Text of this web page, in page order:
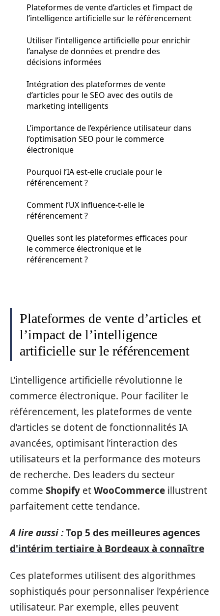
Plateformes de vente d’articles et l’impact de
l’intelligence artificielle sur le référencement
Utiliser l’intelligence artificielle pour enrichir
l’analyse de données et prendre des
décisions informées
Intégration des plateformes de vente
d’articles pour le SEO avec des outils de
marketing intelligents
L’importance de l’expérience utilisateur dans
l’optimisation SEO pour le commerce
électronique
Pourquoi l’IA est-elle cruciale pour le
référencement ?
Comment l’UX influence-t-elle le
référencement ?
Quelles sont les plateformes efficaces pour
le commerce électronique et le
référencement ?
Plateformes de vente d’articles et
l’impact de l’intelligence
artificielle sur le référencement
L’intelligence artificielle révolutionne le
commerce électronique. Pour faciliter le
référencement, les plateformes de vente
d’articles se dotent de fonctionnalités IA
avancées, optimisant l’interaction des
utilisateurs et la performance des moteurs
de recherche. Des leaders du secteur
comme Shopify etWooCommerce illustrent
parfaitement cette tendance.
A lire aussi :Top 5 des meilleures agences
d'intérim tertiaire à Bordeaux à connaître
Ces plateformes utilisent des algorithmes
sophistiqués pour personnaliser l’expérience
utilisateur. Par exemple, elles peuvent